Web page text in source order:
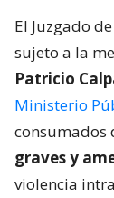
El Juzgado
sujeto a la
Patricio
Ministerio
consumados
graves y
violencia